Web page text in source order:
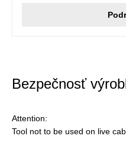
Bezpečnosť
Attention:
Tool not to be used on live